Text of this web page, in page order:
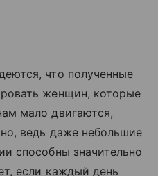
что полученные
женщин, которые
мало двигаются,
ведь даже небольшие
способны значительно
если каждый день